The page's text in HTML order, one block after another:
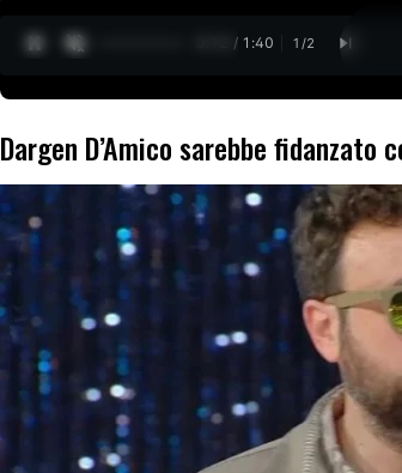
0:13 / 1:40 1 /2
Dargen D’Amico sarebbe fidanzato